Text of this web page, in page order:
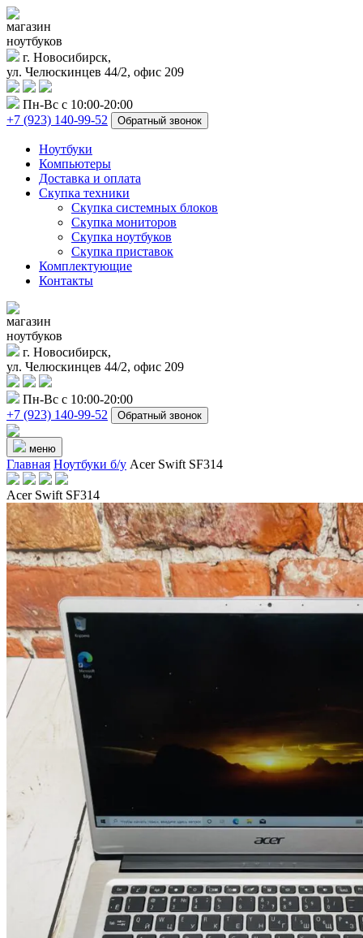
магазин
ноутбуков
г. Новосибирск,
ул. Челюскинцев 44/2, офис 209
Пн-Вс с 10:00-20:00
+7 (923) 140-99-52
Обратный звонок
Ноутбуки
Компьютеры
Доставка и оплата
Скупка техники
Скупка системных блоков
Скупка мониторов
Скупка ноутбуков
Скупка приставок
Комплектующие
Контакты
магазин
ноутбуков
г. Новосибирск,
ул. Челюскинцев 44/2, офис 209
Пн-Вс с 10:00-20:00
+7 (923) 140-99-52
Обратный звонок
меню
Главная Ноутбуки б/у Acer Swift SF314
Acer Swift SF314